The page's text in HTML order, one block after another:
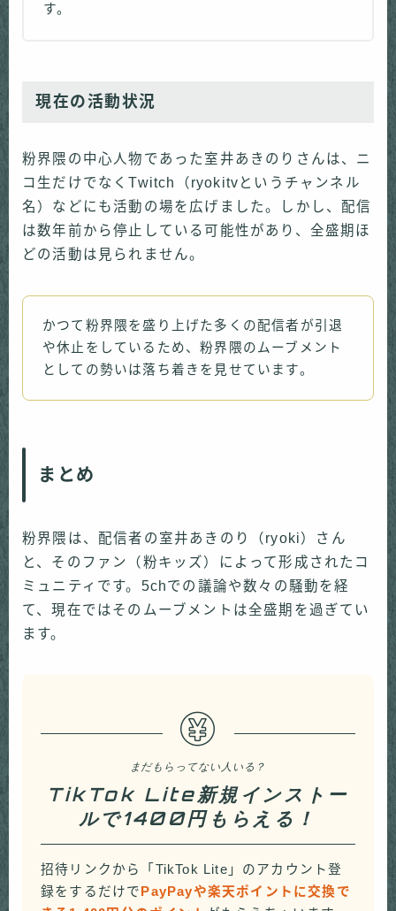
す。
現在の活動状況
粉界隈の中心人物であった室井あきのりさんは、ニ
コ生だけでなくTwitch（ryokitvというチャンネル
名）などにも活動の場を広げました。しかし、配信
は数年前から停止している可能性があり、全盛期ほ
どの活動は見られません。
かつて粉界隈を盛り上げた多くの配信者が引退
や休止をしているため、粉界隈のムーブメント
としての勢いは落ち着きを見せています。
まとめ
粉界隈は、配信者の室井あきのり（ryoki）さん
と、そのファン（粉キッズ）によって形成されたコ
ミュニティです。5chでの議論や数々の騒動を経
て、現在ではそのムーブメントは全盛期を過ぎてい
ます。
まだもらってない人いる？
TikTok Lite新規インストー
ルで1400円もらえる！
招待リンクから「TikTok Lite」のアカウント登
録をするだけで PayPayや楽天ポイントに交換で